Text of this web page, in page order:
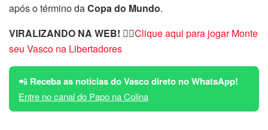
após o término daCopa do Mundo.
VIRALIZANDO NA WEB! 👉🏽Clique aqui para jogar Monte
seu Vasco na Libertadores
📲 Receba as notícias do Vasco direto no WhatsApp!
Entre no canal do Papo na Colina